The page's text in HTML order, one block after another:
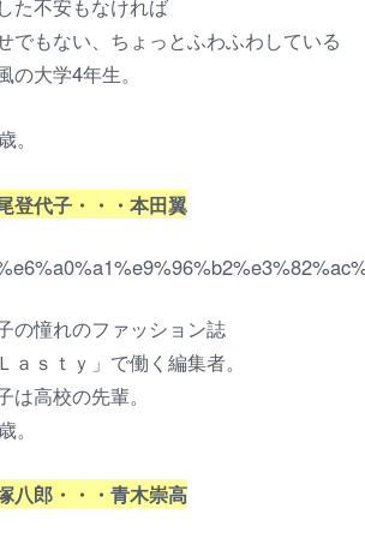
た不安もなければ
でもない、ちょっとふわふわしている
の大学4年生。
。
登代子・・・本田翼
の憧れのファッション誌
ａｓｔｙ」で働く編集者。
は高校の先輩。
。
八郎・・・青木崇高